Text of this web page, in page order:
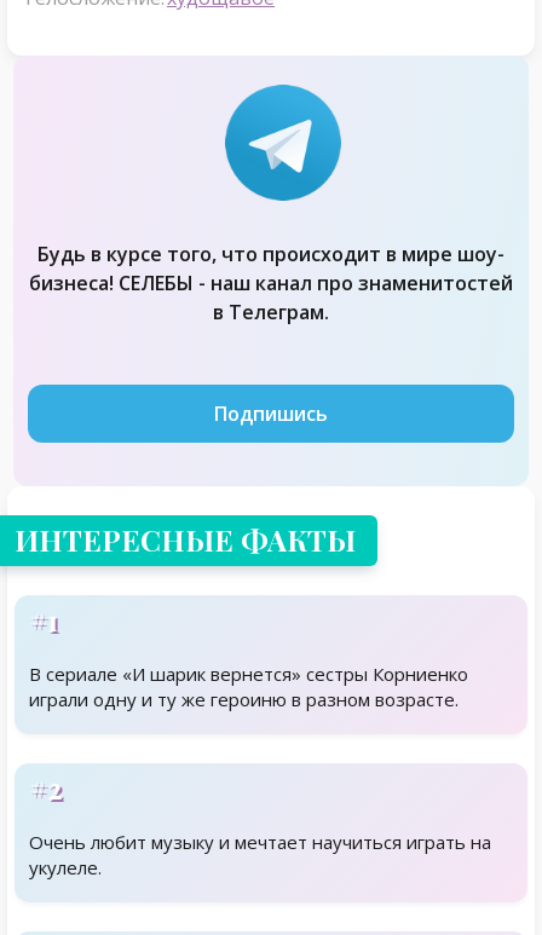
Будь в курсе того, что происходит в мире шоу-
бизнеса! СЕЛЕБЫ - наш канал про знаменитостей
в Телеграм.
Подпишись
ИНТЕРЕСНЫЕ ФАКТЫ
#1
В сериале «И шарик вернется» сестры Корниенко
играли одну и ту же героиню в разном возрасте.
#2
Очень любит музыку и мечтает научиться играть на
укулеле.